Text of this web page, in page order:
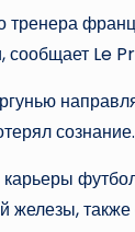
сообщает Le
железы, также